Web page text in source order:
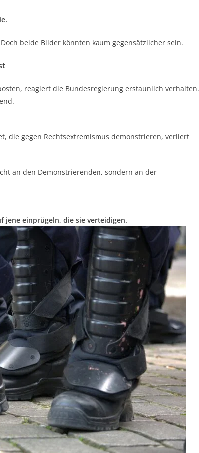
beide Bilder könnten kaum gegensätzlicher sein.
reagiert die Bundesregierung erstaunlich verhalten.
die gegen Rechtsextremismus demonstrieren, verliert
an den Demonstrierenden, sondern an der
jene einprügeln, die sie verteidigen.